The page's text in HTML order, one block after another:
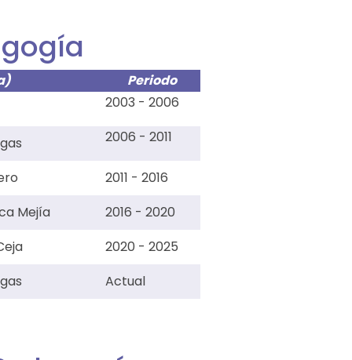
Periodo
2003 - 2006
2006 - 2011
2011 - 2016
Mejía 2016 - 2020
2020 - 2025
Actual